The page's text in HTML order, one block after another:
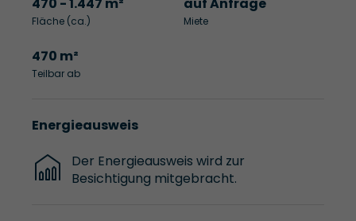
Fläche (ca.) Miete
470 m²
Teilbar ab
Energieausweis
Der Energieausweis wird zur
Besichtigung mitgebracht.